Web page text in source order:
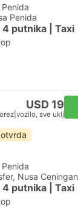
Penida
4 putnika | Taxi
USD 19
vozilo, sve uklj
Nusa Ceningan
4 putnika | Taxi